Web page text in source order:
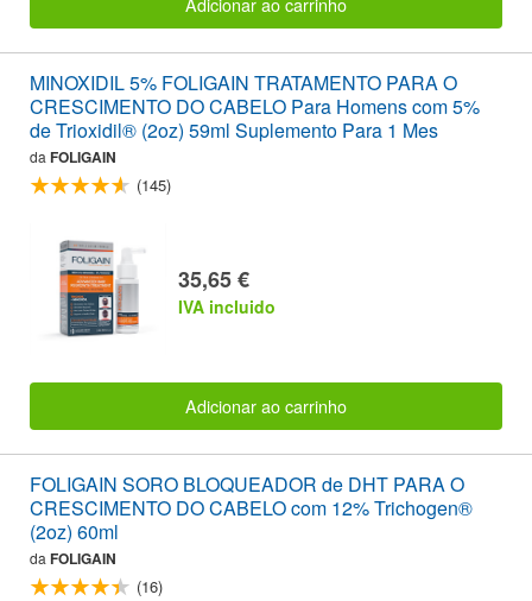
MINOXIDIL 5% FOLIGAIN TRATAMENTO PARA O
CRESCIMENTO DO CABELO Para Homens com 5%
de Trioxidil® (2oz) 59ml Suplemento Para 1 Mes
da FOLIGAIN
(145)
35,65 €
IVA incluido
Adicionar ao carrinho
FOLIGAIN SORO BLOQUEADOR de DHT PARA O
CRESCIMENTO DO CABELO com 12% Trichogen®
(2oz) 60ml
da FOLIGAIN
(16)